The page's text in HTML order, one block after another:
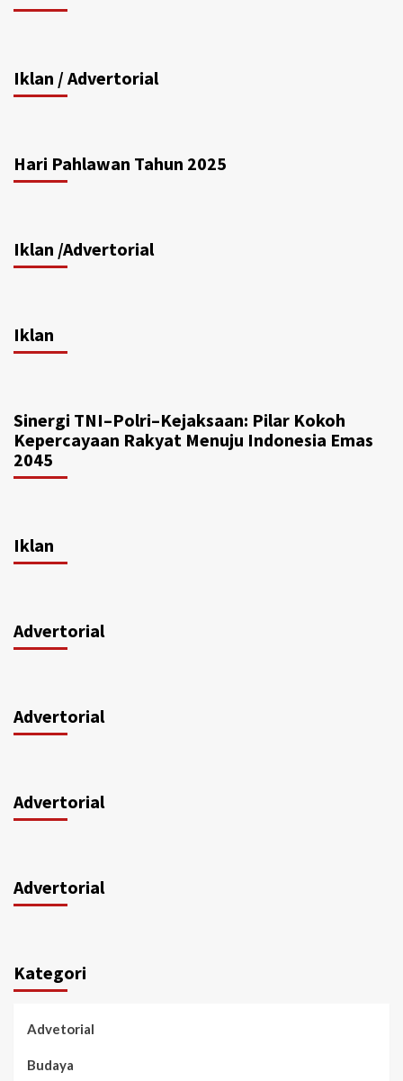
Iklan / Advertorial
Hari Pahlawan Tahun 2025
Iklan /Advertorial
Iklan
Sinergi TNI–Polri–Kejaksaan: Pilar Kokoh
Kepercayaan Rakyat Menuju Indonesia Emas
2045
Iklan
Advertorial
Advertorial
Advertorial
Advertorial
Kategori
Advetorial
Budaya